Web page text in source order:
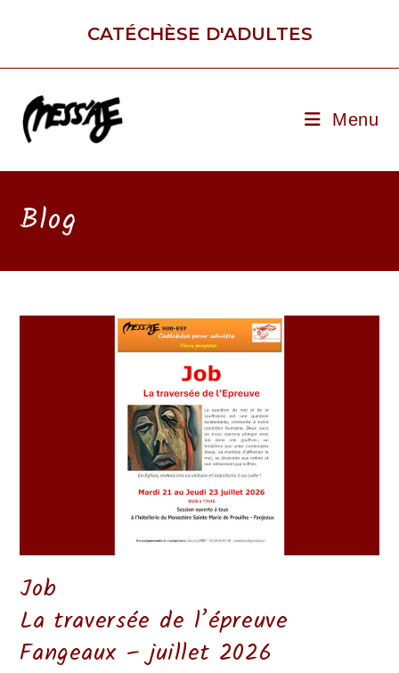
CATÉCHÈSE D'ADULTES
Menu
Blog
Job
La traversée de l’épreuve
Fangeaux – juillet 2026